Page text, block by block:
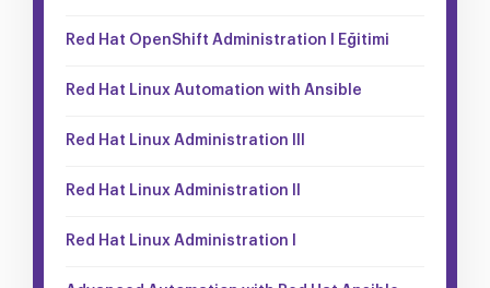
Red Hat OpenShift Administration I Eğitimi
Red Hat Linux Automation with Ansible
Red Hat Linux Administration III
Red Hat Linux Administration II
Red Hat Linux Administration I